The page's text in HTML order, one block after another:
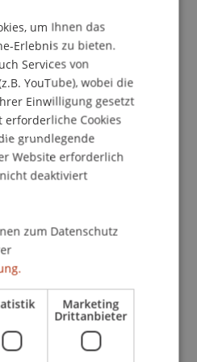
Ära der
um Ihnen das
Erlebnis zu bieten.
Services von
YouTube), wobei die
Einwilligung gesetzt
Cookies
grundlegende
Website erforderlich
deaktiviert
zum Datenschutz
Marketing
Drittanbieter